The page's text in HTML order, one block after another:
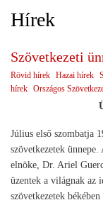
Hírek
Szövetkezeti
Rövid hírek Hazai hírek
hírek Országos
Július első szombatja
szövetkezetek
elnöke, Dr. Ariel
üzentek a világnak az
szövetkezetek